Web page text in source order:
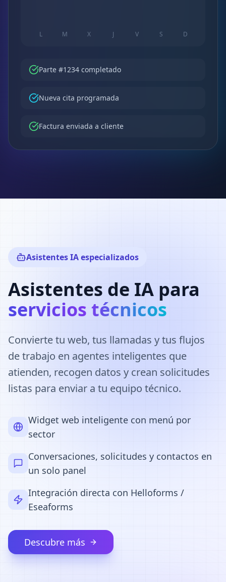
L M X J V S D
Parte #1234 completado
Nueva cita programada
Factura enviada a cliente
Asistentes IA especializados
Asistentes de IA para
servicios técnicos
Convierte tu web, tus llamadas y tus flujos
de trabajo en agentes inteligentes que
atienden, recogen datos y crean solicitudes
listas para enviar a tu equipo técnico.
Widget web inteligente con menú por
sector
Conversaciones, solicitudes y contactos en
un solo panel
Integración directa con Helloforms /
Eseaforms
Descubre más